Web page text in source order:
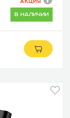
в наличии